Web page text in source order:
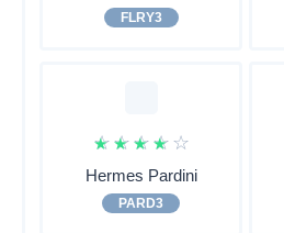
FLRY3
☆ ☆ ☆ ☆ ☆
Hermes Pardini
PARD3